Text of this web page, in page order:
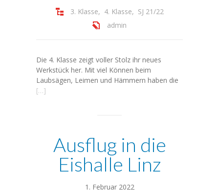
3. Klasse, 4. Klasse, SJ 21/22
admin
Die 4. Klasse zeigt voller Stolz ihr neues
Werkstück her. Mit viel Können beim
Laubsägen, Leimen und Hämmern haben die
[…]
Ausflug in die
Eishalle Linz
1. Februar 2022